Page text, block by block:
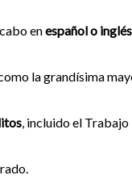
enespañol o inglés
la grandísima
, incluido el